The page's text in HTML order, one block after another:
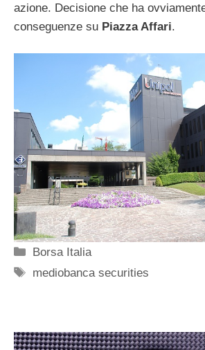
azione. Decisione che ha
conseguenze su Piazza Affari.
Categorie
Borsa Italia
Tag
mediobanca securities